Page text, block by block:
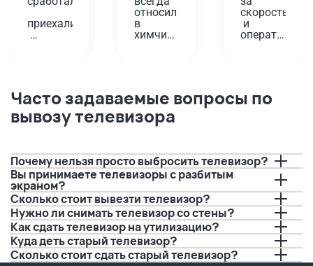
приехали
старую
плиту.
Водитель
позвонил,
предупредил
о
времени
прибытия.
Спасибо!!!
относил
в
химчистку
так
далеко.
А тут
с
вывозом.
И это
очень
удобно,
а
качество
не
хуже.
скорость
и
юбилей,
буквально
за пару
дней до
события.
Если бы
не
видать
мне
любимого
Часто задаваемые вопросы по
вывозу телевизора
Почему нельзя просто выбросить телевизор?
Вы принимаете телевизоры с разбитым
экраном?
Сколько стоит вывезти телевизор?
Нужно ли снимать телевизор со стены?
Как сдать телевизор на утилизацию?
Куда деть старый телевизор?
Сколько стоит сдать старый телевизор?